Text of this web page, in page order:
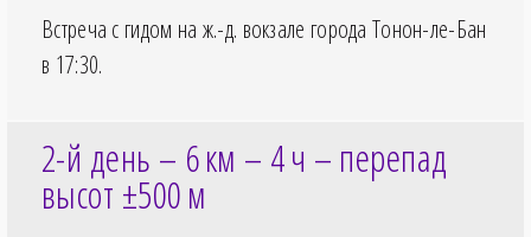
Встреча с гидом на ж.-д. вокзале города Тонон-ле-Бан
в 17:30.
2-й день – 6км – 4ч – перепад
высот ±500м